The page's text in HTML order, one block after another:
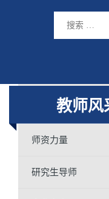
教师风
师资力量
研究生导师